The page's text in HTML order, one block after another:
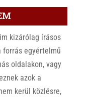
kizárólag írásos
forrás egyértelmű
oldalakon, vagy
azok a
kerül közlésre,